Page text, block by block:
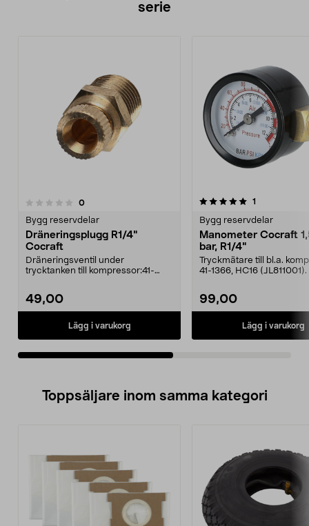
serie
0recensioner
Bygg reservdelar
Dräneringsplugg R1/4"
Cocraft
Dräneringsventil under
trycktanken till kompressor:41-
49,00
Lägg i varukorg
5.0av 5 stjärnor 1
Bygg reservdelar
Manometer Cocraft
bar, R1/4"
Tryckmätare till bl.a.
41-1366, HC16 (JL811001).
99,00
Lägg i varukorg
0.0 av 5 stjärnor
Toppsäljare inom samma kategori